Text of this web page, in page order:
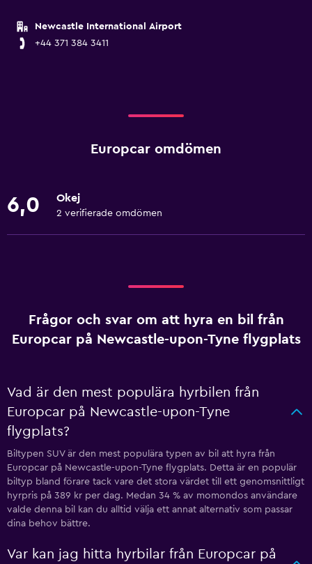
Newcastle International Airport
+44 371 384 3411
Europcar omdömen
6,0 Okej
2 verifierade omdömen
Frågor och svar om att hyra en bil från
Europcar på Newcastle-upon-Tyne flygplats
Vad är den mest populära hyrbilen från
Europcar på Newcastle-upon-Tyne
flygplats?
Biltypen SUV är den mest populära typen av bil att hyra från
Europcar på Newcastle-upon-Tyne flygplats. Detta är en populär
biltyp bland förare tack vare det stora värdet till ett genomsnittligt
hyrpris på 389 kr per dag. Medan 34 % av momondos användare
valde denna bil kan du alltid välja ett annat alternativ som passar
dina behov bättre.
Var kan jag hitta hyrbilar från Europcar på